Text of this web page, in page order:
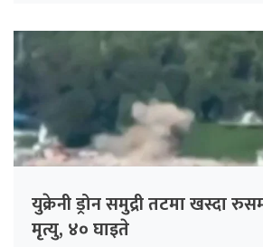
युक्रेनी ड्रोन समुद्री तटमा खस्दा
मृत्यु, ४० घाइते